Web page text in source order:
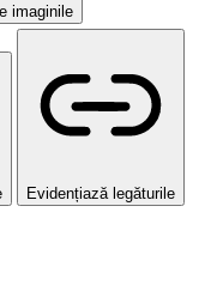
imaginile
Evidențiază legăturile